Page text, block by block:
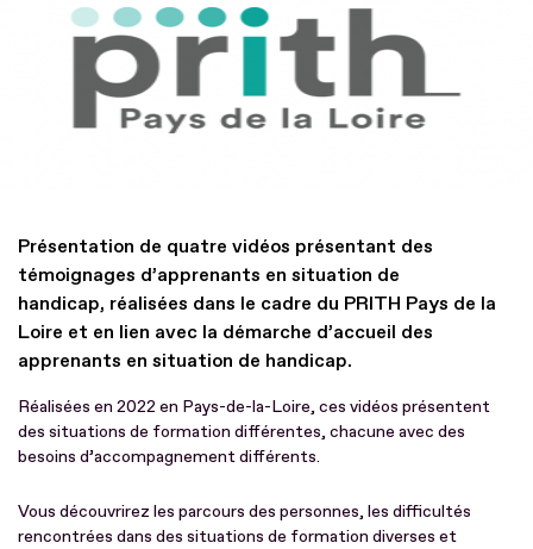
Présentation de quatre vidéos présentant des
témoignages d’apprenants en situation de
handicap, réalisées dans le cadre du PRITH Pays de la
Loire et en lien avec la démarche d’accueil des
apprenants en situation de handicap.
Réalisées en 2022 en Pays-de-la-Loire, ces vidéos présentent
des situations de formation différentes, chacune avec des
besoins d’accompagnement différents.
Vous découvrirez les parcours des personnes, les difficultés
rencontrées dans des situations de formation diverses et